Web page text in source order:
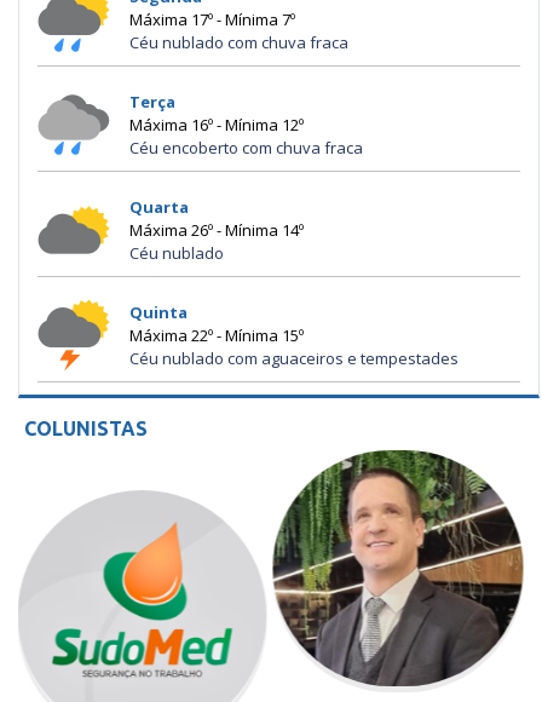
Máxima 17º - Mínima 7º
Céu nublado com chuva fraca
Terça
Máxima 16º - Mínima 12º
Céu encoberto com chuva fraca
Quarta
Máxima 26º - Mínima 14º
Céu nublado
Quinta
Máxima 22º - Mínima 15º
Céu nublado com aguaceiros e tempestades
COLUNISTAS